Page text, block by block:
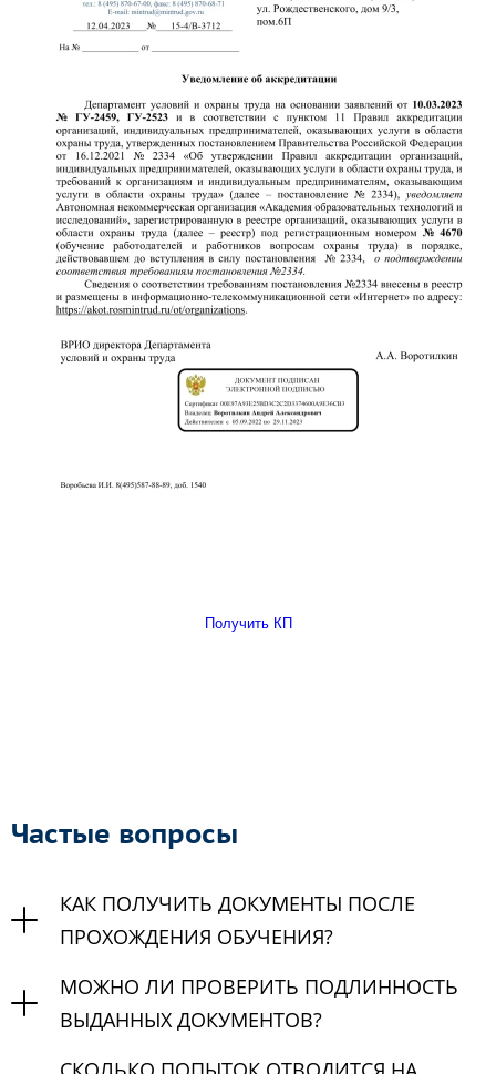
Получить КП
Частые вопросы
КАК ПОЛУЧИТЬ ДОКУМЕНТЫ ПОСЛЕ
ПРОХОЖДЕНИЯ ОБУЧЕНИЯ?
МОЖНО ЛИ ПРОВЕРИТЬ ПОДЛИННОСТЬ
ВЫДАННЫХ ДОКУМЕНТОВ?